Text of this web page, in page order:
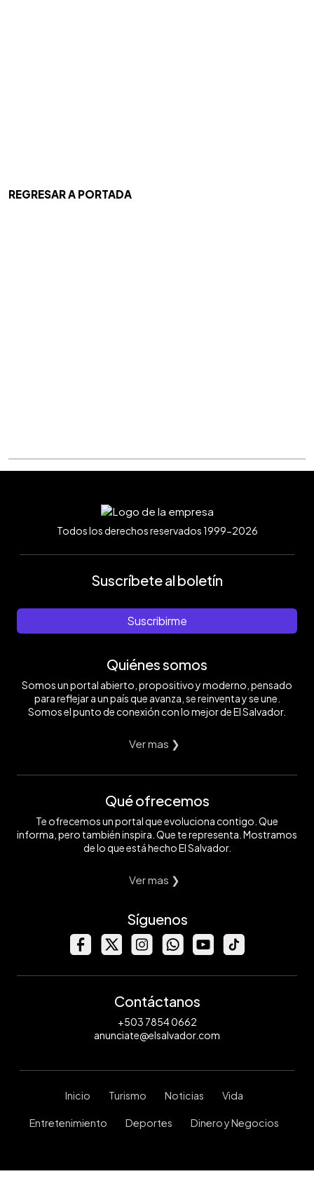
REGRESAR A PORTADA
Todos los derechos reservados 1999-2026
Suscríbete al boletín
Suscribirme
Quiénes somos
Somos un portal abierto, propositivo y moderno, pensado
para reflejar a un país que avanza, se reinventa y se une.
Somos el punto de conexión con lo mejor de El Salvador.
Ver mas ❯
Qué ofrecemos
Te ofrecemos un portal que evoluciona contigo. Que
informa, pero también inspira. Que te representa. Mostramos
de lo que está hecho El Salvador.
Ver mas ❯
Síguenos
Contáctanos
+503 7854 0662
anunciate@elsalvador.com
Inicio Turismo Noticias Vida
Entretenimiento Deportes Dinero y Negocios